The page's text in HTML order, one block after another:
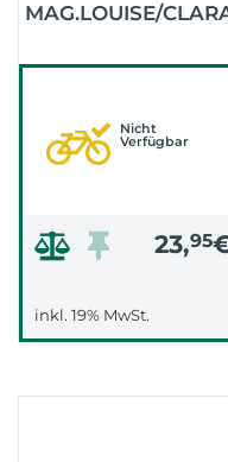
MAG.LOUISE/
Nicht
Verfügbar
23,95
inkl. 19% MwSt.